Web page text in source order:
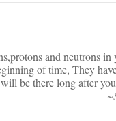
and neutrons in
of time, They
be there long after